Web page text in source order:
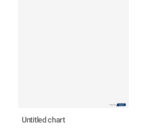
Untitled chart